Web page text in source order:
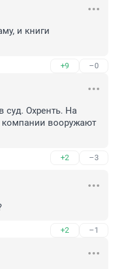
и книги
+9 –0
суд. Охренть. На
компании вооружают
+2 –3
+2 –1